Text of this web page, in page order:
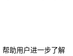
助用户进一步了解